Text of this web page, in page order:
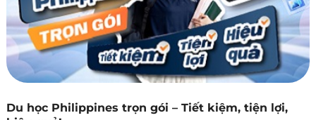
Du học Philippines trọn gói – Tiết kiệm, tiện lợi,